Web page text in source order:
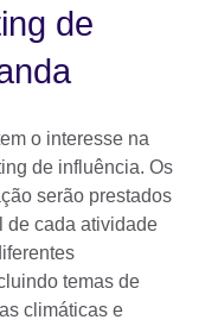
de
o interesse na
de influência. Os
serão prestados
de cada atividade
temas de
climáticas e